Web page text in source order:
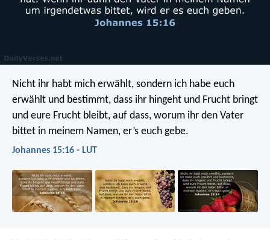
Nicht ihr habt mich erwählt, sondern ich habe euch
erwählt und bestimmt, dass ihr hingeht und Frucht bringt
und eure Frucht bleibt, auf dass, worum ihr den Vater
bittet in meinem Namen, er’s euch gebe.
Johannes 15:16 - LUT